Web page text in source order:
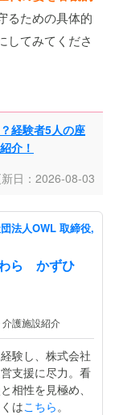
るための具体的
してみてくださ
経験者5人の座
介！
日：2026-08-03
法人OWL 取締役,
ら かずひ
護施設紹介
験し、株式会社
支援に尽力。看
相性を見極め、
はこちら 。